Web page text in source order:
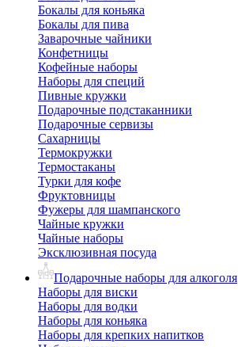
Бокалы для коньяка
Бокалы для пива
Заварочные чайники
Конфетницы
Кофейные наборы
Наборы для специй
Пивные кружки
Подарочные подстаканники
Подарочные сервизы
Сахарницы
Термокружки
Термостаканы
Турки для кофе
Фруктовницы
Фужеры для шампанского
Чайные кружки
Чайные наборы
Эксклюзивная посуда
Подарочные наборы для алкоголя
Наборы для виски
Наборы для водки
Наборы для коньяка
Наборы для крепких напитков